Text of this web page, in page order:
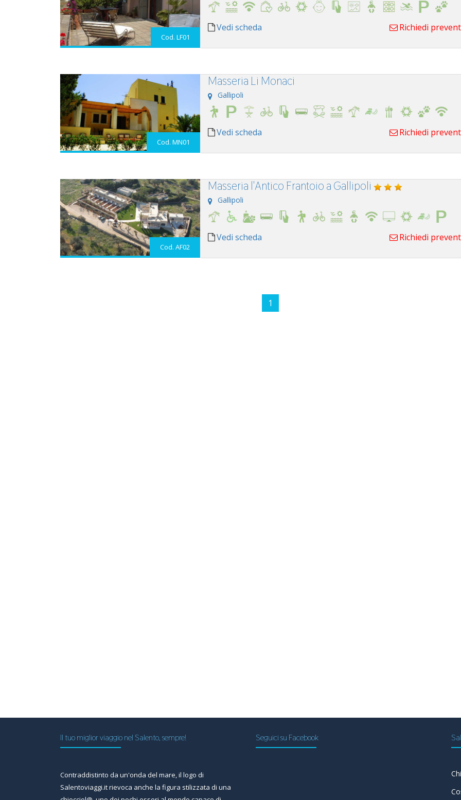
Cod. LF01
Vedi scheda Richiedi
Cod. MN01
Masseria Li Monaci
Gallipoli
Vedi scheda Richiedi
Cod. AF02
Masseria l'Antico Frantoio a Gallipoli
Gallipoli
Vedi scheda Richiedi
1
Il tuo miglior viaggio nel Salento, sempre!
Contraddistinto da un'onda del mare, il logo di
Salentoviaggi.it rievoca anche la figura stilizzata di una
Seguici su Facebook